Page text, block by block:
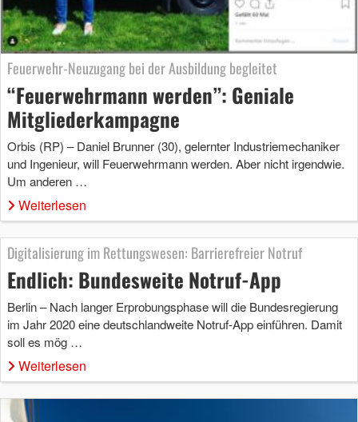
Feuerwehr-Neuzugang bei der Ausbildung begleitet
“Feuerwehrmann werden”: Geniale
Mitgliederkampagne
Orbis (RP) – Daniel Brunner (30), gelernter Industriemechaniker
und Ingenieur, will Feuerwehrmann werden. Aber nicht irgendwie.
Um anderen …
Weiterlesen
Digitalisierung im Rettungswesen: Barrierefreier Notruf
Endlich: Bundesweite Notruf-App
Berlin – Nach langer Erprobungsphase will die Bundesregierung
im Jahr 2020 eine deutschlandweite Notruf-App einführen. Damit
soll es mög …
Weiterlesen